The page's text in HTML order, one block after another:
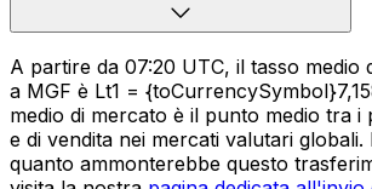
A partire da 07:20 UTC, il tasso medio
a MGF è Lt1 =
medio di mercato è il punto medio tra i
e di vendita nei mercati valutari globali.
quanto ammonterebbe questo